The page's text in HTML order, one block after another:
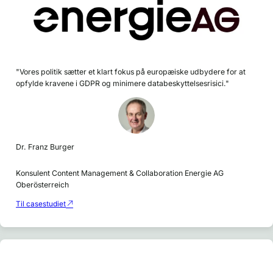
"Vores politik sætter et klart fokus på europæiske udbydere for at
opfylde kravene i GDPR og minimere databeskyttelsesrisici."
Dr. Franz Burger
Konsulent Content Management & Collaboration Energie AG
Oberösterreich
Til casestudiet